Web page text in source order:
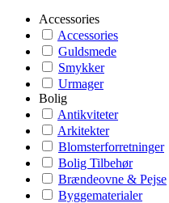
Accessories
Accessories
Guldsmede
Smykker
Urmager
Bolig
Antikviteter
Arkitekter
Blomsterforretninger
Bolig Tilbehør
Brændeovne & Pejse
Byggematerialer